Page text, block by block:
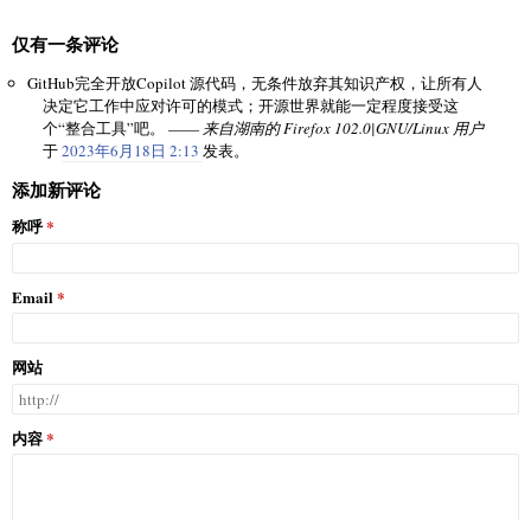
仅有一条评论
GitHub完全开放Copilot 源代码，无条件放弃其知识产权，让所有人
决定它工作中应对许可的模式；开源世界就能一定程度接受这
个“整合工具”吧。 —— 来自湖南的 Firefox 102.0|GNU/Linux 用户
于2023年6月18日 2:13 发表。
添加新评论
称呼
Email
网站
内容